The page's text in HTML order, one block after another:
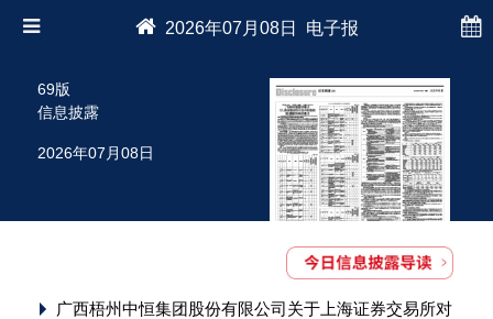
2026年07月08日 电子报
69版
信息披露
2026年07月08日
广西梧州中恒集团股份有限公司关于上海证券交易所对